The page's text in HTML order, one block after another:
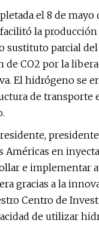
el 8 de
la producción
parcial del
CO2 por la
El hidrógeno se
de transporte
Américas en
e implementar
gracias a la
Centro de
de utilizar